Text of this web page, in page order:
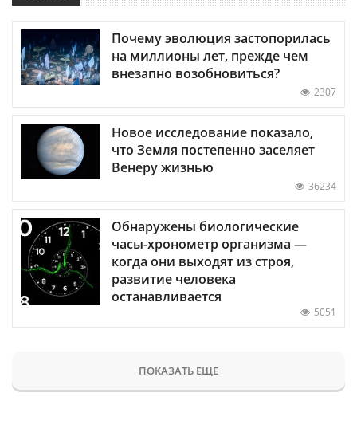
Почему эволюция застопорилась
на миллионы лет, прежде чем
внезапно возобновиться?
2307
Новое исследование показало,
что Земля постепенно заселяет
Венеру жизнью
36234
Обнаружены биологические
часы-хронометр организма —
когда они выходят из строя,
развитие человека
останавливается
5051
ПОКАЗАТЬ ЕЩЕ